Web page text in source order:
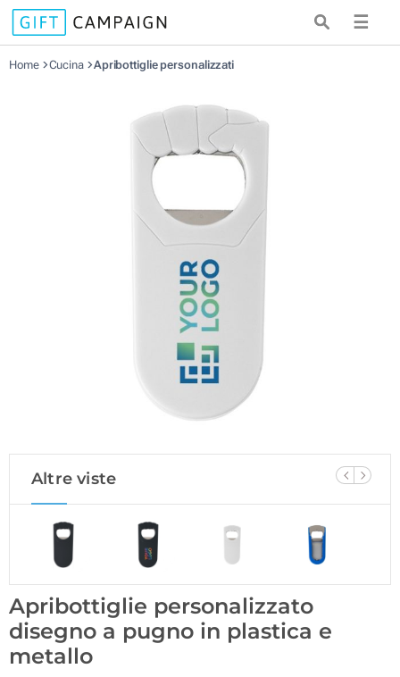
☰
Home Cucina Apribottiglie personalizzati
Altre viste
Apribottiglie personalizzato
disegno a pugno in plastica e
metallo